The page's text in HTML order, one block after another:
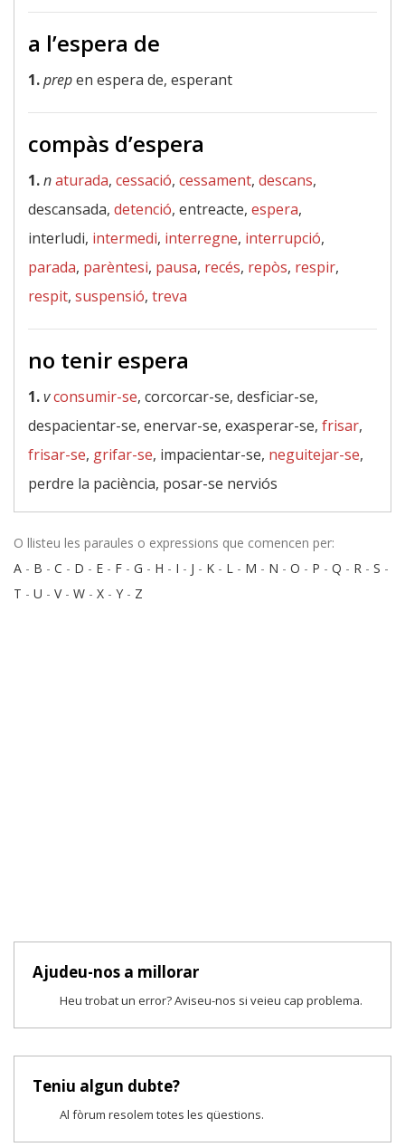
a l’espera de
1.prepen espera de, esperant
compàs d’espera
1.naturada, cessació, cessament, descans,
descansada, detenció, entreacte, espera,
interludi, intermedi, interregne, interrupció,
parada, parèntesi, pausa, recés, repòs, respir,
respit, suspensió, treva
no tenir espera
1.vconsumir-se, corcorcar-se, desficiar-se,
despacientar-se, enervar-se, exasperar-se, frisar,
frisar-se, grifar-se, impacientar-se, neguitejar-se,
perdre la paciència, posar-se nerviós
O llisteu les paraules o expressions que comencen per:
A - B - C - D - E - F - G - H - I - J - K - L - M - N - O - P - Q - R - S -
T - U - V- W - X - Y - Z
Ajudeu-nos a millorar
Heu trobat un error? Aviseu-nos si veieu cap problema.
Teniu algun dubte?
Al fòrum resolem totes les qüestions.